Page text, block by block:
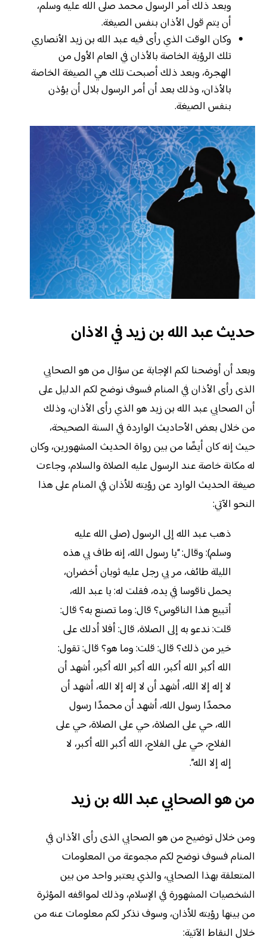
وبعد ذلك أمر الرسول محمد صلى الله عليه وسلم،
أن يتم قول الأذان بنفس الصيغة.
وكان الوقت الذي رأى فيه عبد الله بن زيد الأنصاري
تلك الرؤية الخاصة بالأذان في العام الأول من
الهجرة، وبعد ذلك أصبحت تلك هي الصيغة الخاصة
بالأذان، وذلك بعد أن أمر الرسول بلال أن يؤذن
بنفس الصيغة.
حديث عبد الله بن زيد في الاذان
وبعد أن أوضحنا لكم الإجابة عن سؤال من هو الصحابي
الذى رأى الأذان في المنام فسوف نوضح لكم الدليل على
أن الصحابي عبد الله بن زيد هو الذي رأى الأذان، وذلك
من خلال بعض الأحاديث الواردة في السنة الصحيحة،
حيث إنه كان أيضًا من بين رواة الحديث المشهورين، وكان
له مكانة خاصة عند الرسول عليه الصلاة والسلام، وجاءت
صيغة الحديث الوارد عن رؤيته للأذان في المنام على هذا
النحو الآتي:
ذهب عبد الله إلى الرسول (صلى الله عليه
وسلم): وقال: “يا رسول الله، إنه طاف بي هذه
الليلة طائف، مر بي رجل عليه ثوبان أخضران،
يحمل ناقوسا في يده، فقلت له: يا عبد الله،
أتبيع هذا الناقوس؟ قال: وما تصنع به؟ قال:
قلت: ندعو به إلى الصلاة، قال: أفلا أدلك على
خير من ذلك؟ قال: قلت: وما هو؟ قال: تقول:
الله أكبر الله أكبر، الله أكبر الله أكبر، أشهد أن
لا إله إلا الله، أشهد أن لا إله إلا الله، أشهد أن
محمدًا رسول الله، أشهد أن محمدًا رسول
الله، حي على الصلاة، حي على الصلاة، حي على
الفلاح، حي على الفلاح، الله أكبر الله أكبر، لا
إله إلا الله”.
من هو الصحابي عبد الله بن زيد
ومن خلال توضيح من هو الصحابي الذى رأى الأذان في
المنام فسوف نوضح لكم مجموعة من المعلومات
المتعلقة بهذا الصحابي، والذي يعتبر واحد من بين
الشخصيات المشهورة في الإسلام، وذلك لمواقفه المؤثرة
من بينها رؤيته للأذان، وسوف نذكر لكم معلومات عنه من
خلال النقاط الآتية: